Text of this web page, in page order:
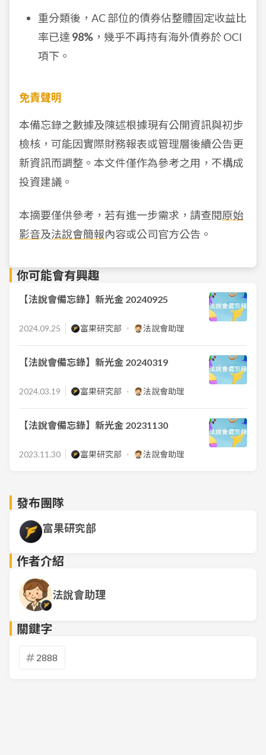
重分類後，AC 部位的債券佔整體固定收益比
率已達 98% ，幾乎不再持有海外債券於 OCI
項下。
免責聲明
本備忘錄之數據及陳述根據現有公開資訊與初步
檢核，可能因實際財務報表或管理層後續公告更
新資訊而調整。本文件僅作為參考之用，不構成
投資建議。
本摘要僅供參考，若有進一步需求，請查閱原始
影音及法說會簡報內容或公司官方公告。
你可能會有興趣
【法說會備忘錄】新光金 20240925
2024.09.25 富果研究部 法說會助理
【法說會備忘錄】新光金 20240319
2024.03.19 富果研究部 法說會助理
【法說會備忘錄】新光金 20231130
2023.11.30 富果研究部 法說會助理
發布團隊
富果研究部
作者介紹
法說會助理
關鍵字
2888